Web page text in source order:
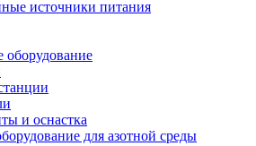
источники питания
оборудование
и оснастка
для азотной среды